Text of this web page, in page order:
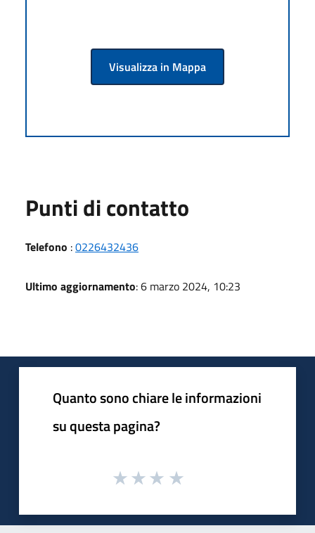
Visualizza in Mappa
Punti di contatto
Telefono :0226432436
Ultimo aggiornamento: 6 marzo 2024, 10:23
Quanto sono chiare le informazioni
su questa pagina?